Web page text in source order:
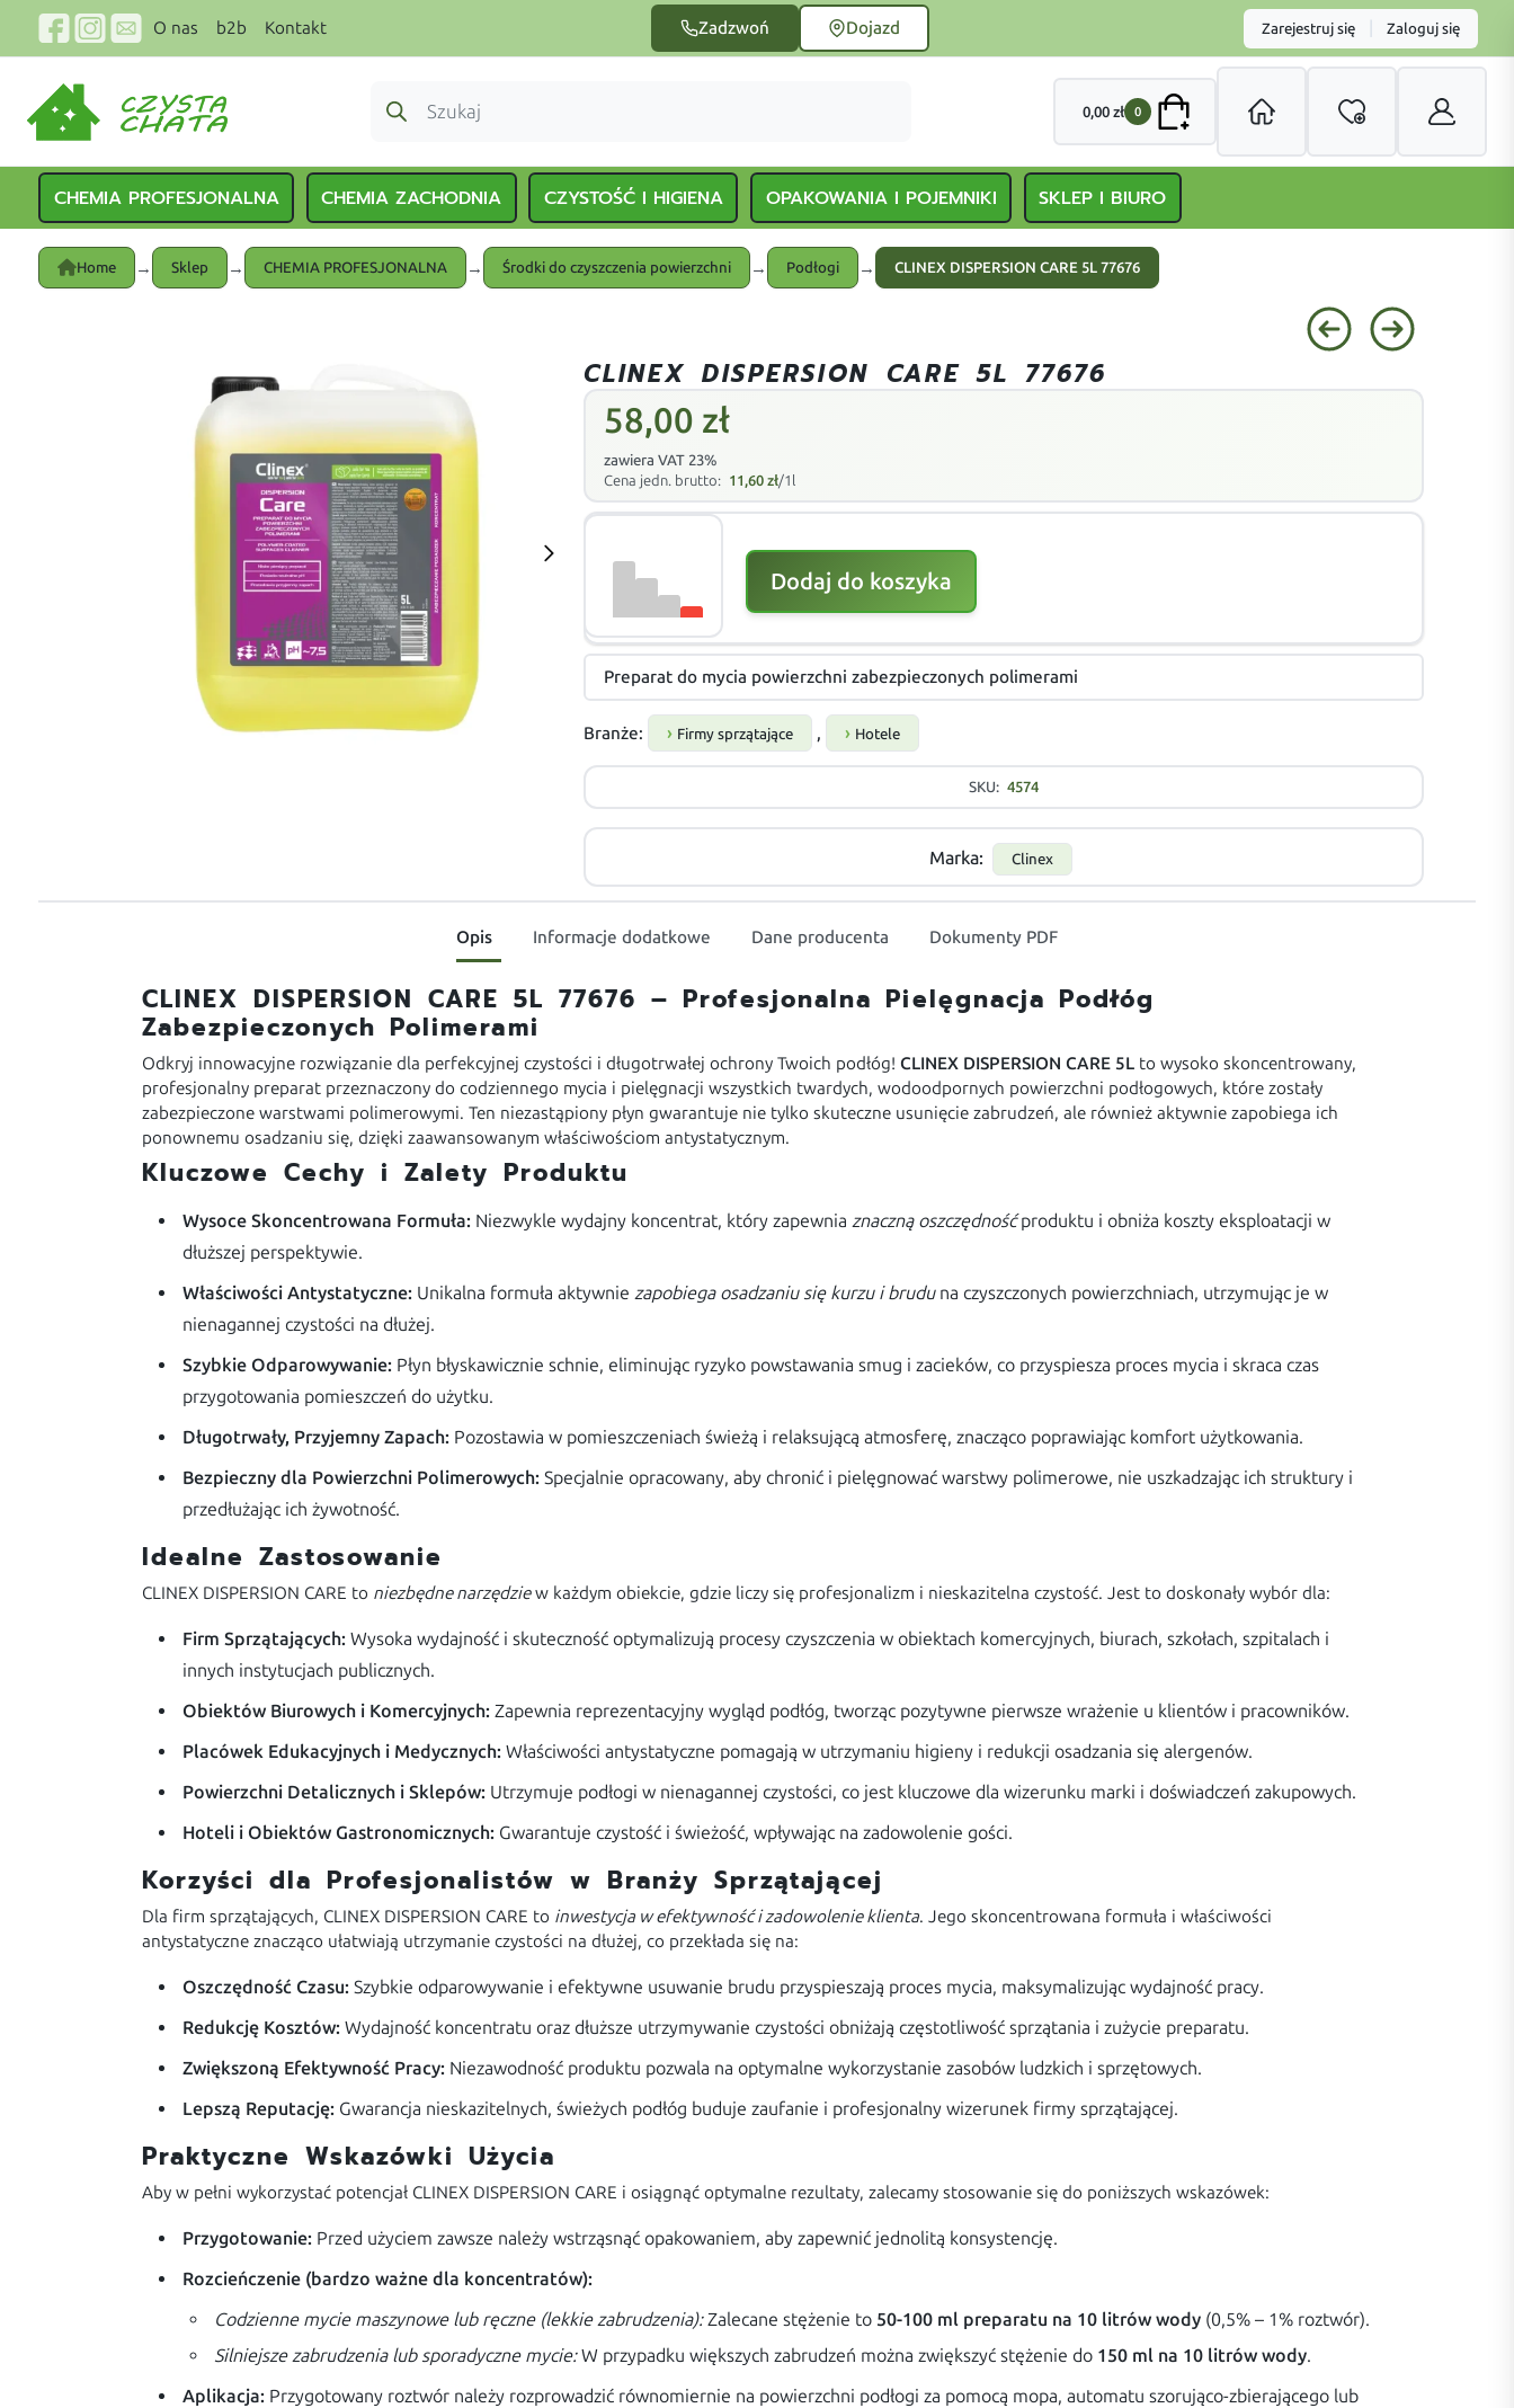
O nas b2b Kontakt Zadzwoń Dojazd Zarejestruj się Zaloguj się
0,00 zł 0
CHEMIA PROFESJONALNA CHEMIA ZACHODNIA CZYSTOŚĆ I HIGIENA OPAKOWANIA I POJEMNIKI SKLEP I BIURO
Home → Sklep → CHEMIA PROFESJONALNA → Środki do czyszczenia powierzchni → Podłogi → CLINEX DISPERSION CARE 5L 77676
CLINEX DISPERSION CARE 5L 77676
58,00 zł
zawiera VAT 23%
Cena jedn. brutto: 11,60zł/1l
Dodaj do koszyka
Preparat do mycia powierzchni zabezpieczonych polimerami
Branże: Firmy sprzątające , Hotele
SKU: 4574
Marka: Clinex
Opis Informacje dodatkowe Dane producenta Dokumenty PDF
CLINEX DISPERSION CARE 5L 77676 – Profesjonalna Pielęgnacja Podłóg
Zabezpieczonych Polimerami
Odkryj innowacyjne rozwiązanie dla perfekcyjnej czystości i długotrwałej ochrony Twoich podłóg!CLINEX DISPERSION CARE 5L to wysoko skoncentrowany,
profesjonalny preparat przeznaczony do codziennego mycia i pielęgnacji wszystkich twardych, wodoodpornych powierzchni podłogowych, które zostały
zabezpieczone warstwami polimerowymi. Ten niezastąpiony płyn gwarantuje nie tylko skuteczne usunięcie zabrudzeń, ale również aktywnie zapobiega ich
ponownemu osadzaniu się, dzięki zaawansowanym właściwościom antystatycznym.
Kluczowe Cechy i Zalety Produktu
Wysoce Skoncentrowana Formuła: Niezwykle wydajny koncentrat, który zapewniaznaczną oszczędnośćproduktu i obniża koszty eksploatacji w
dłuższej perspektywie.
Właściwości Antystatyczne: Unikalna formuła aktywniezapobiega osadzaniu się kurzu i bruduna czyszczonych powierzchniach, utrzymując je w
nienagannej czystości na dłużej.
Szybkie Odparowywanie: Płyn błyskawicznie schnie, eliminując ryzyko powstawania smug i zacieków, co przyspiesza proces mycia i skraca czas
przygotowania pomieszczeń do użytku.
Długotrwały, Przyjemny Zapach: Pozostawia w pomieszczeniach świeżą i relaksującą atmosferę, znacząco poprawiając komfort użytkowania.
Bezpieczny dla Powierzchni Polimerowych: Specjalnie opracowany, aby chronić i pielęgnować warstwy polimerowe, nie uszkadzając ich struktury i
przedłużając ich żywotność.
Idealne Zastosowanie
CLINEX DISPERSION CARE to niezbędne narzędziew każdym obiekcie, gdzie liczy się profesjonalizm i nieskazitelna czystość. Jest to doskonały wybór dla:
Firm Sprzątających: Wysoka wydajność i skuteczność optymalizują procesy czyszczenia w obiektach komercyjnych, biurach, szkołach, szpitalach i
innych instytucjach publicznych.
Obiektów Biurowych i Komercyjnych: Zapewnia reprezentacyjny wygląd podłóg, tworząc pozytywne pierwsze wrażenie u klientów i pracowników.
Placówek Edukacyjnych i Medycznych: Właściwości antystatyczne pomagają w utrzymaniu higieny i redukcji osadzania się alergenów.
Powierzchni Detalicznych i Sklepów: Utrzymuje podłogi w nienagannej czystości, co jest kluczowe dla wizerunku marki i doświadczeń zakupowych.
Hoteli i Obiektów Gastronomicznych: Gwarantuje czystość i świeżość, wpływając na zadowolenie gości.
Korzyści dla Profesjonalistów w Branży Sprzątającej
Dla firm sprzątających, CLINEX DISPERSION CARE to inwestycja w efektywność i zadowolenie klienta. Jego skoncentrowana formuła i właściwości
antystatyczne znacząco ułatwiają utrzymanie czystości na dłużej, co przekłada się na:
Oszczędność Czasu: Szybkie odparowywanie i efektywne usuwanie brudu przyspieszają proces mycia, maksymalizując wydajność pracy.
Redukcję Kosztów: Wydajność koncentratu oraz dłuższe utrzymywanie czystości obniżają częstotliwość sprzątania i zużycie preparatu.
Zwiększoną Efektywność Pracy: Niezawodność produktu pozwala na optymalne wykorzystanie zasobów ludzkich i sprzętowych.
Lepszą Reputację: Gwarancja nieskazitelnych, świeżych podłóg buduje zaufanie i profesjonalny wizerunek firmy sprzątającej.
Praktyczne Wskazówki Użycia
Aby w pełni wykorzystać potencjał CLINEX DISPERSION CARE i osiągnąć optymalne rezultaty, zalecamy stosowanie się do poniższych wskazówek:
Przygotowanie: Przed użyciem zawsze należy wstrząsnąć opakowaniem, aby zapewnić jednolitą konsystencję.
Rozcieńczenie (bardzo ważne dla koncentratów):
Codzienne mycie maszynowe lub ręczne (lekkie zabrudzenia):Zalecane stężenie to 50-100 ml preparatu na 10 litrów wody (0,5% – 1% roztwór).
Silniejsze zabrudzenia lub sporadyczne mycie:W przypadku większych zabrudzeń można zwiększyć stężenie do 150 ml na 10 litrów wody.
Aplikacja: Przygotowany roztwór należy rozprowadzić równomiernie na powierzchni podłogi za pomocą mopa, automatu szorująco-zbierającego lub